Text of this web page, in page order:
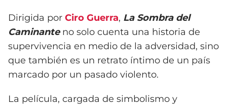
Dirigida por Ciro Guerra, La Sombra del
Caminanteno solo cuenta una historia de
supervivencia en medio de la adversidad, sino
que también es un retrato íntimo de un país
marcado por un pasado violento.
La película, cargada de simbolismo y